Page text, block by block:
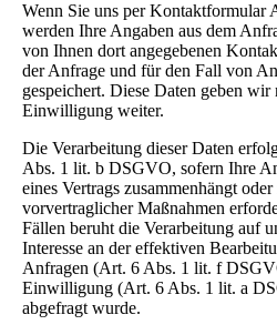
Wenn Sie uns per Kontaktformular
werden Ihre Angaben aus dem
von Ihnen dort angegebenen
der Anfrage und für den Fall von
gespeichert. Diese Daten geben
Einwilligung weiter.
Die Verarbeitung dieser Daten
Abs. 1 lit. b DSGVO, sofern Ihre
eines Vertrags zusammenhängt
vorvertraglicher Maßnahmen
Fällen beruht die Verarbeitung auf
Interesse an der effektiven
Anfragen (Art. 6 Abs. 1 lit. f
Einwilligung (Art. 6 Abs. 1 lit. a
abgefragt wurde.